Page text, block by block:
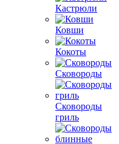
Кастрюли
Ковши
Кокоты
Сковороды
Сковороды
гриль